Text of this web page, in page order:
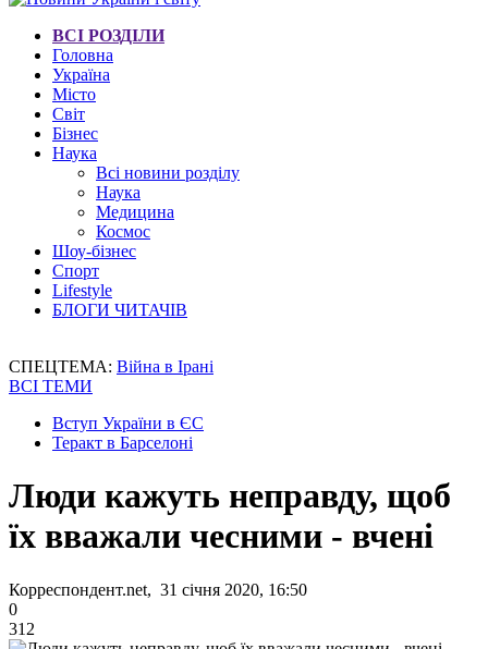
ВСІ РОЗДІЛИ
Головна
Україна
Місто
Світ
Бізнес
Наука
Всі новини розділу
Наука
Медицина
Космос
Шоу-бізнес
Спорт
Lifestyle
БЛОГИ ЧИТАЧІВ
СПЕЦТЕМА: Війна в Ірані
ВСІ ТЕМИ
Вступ України в ЄС
Теракт в Барселоні
Люди кажуть неправду, щоб
їх вважали чесними - вчені
Корреспондент.net, 31 січня 2020, 16:50
0
312